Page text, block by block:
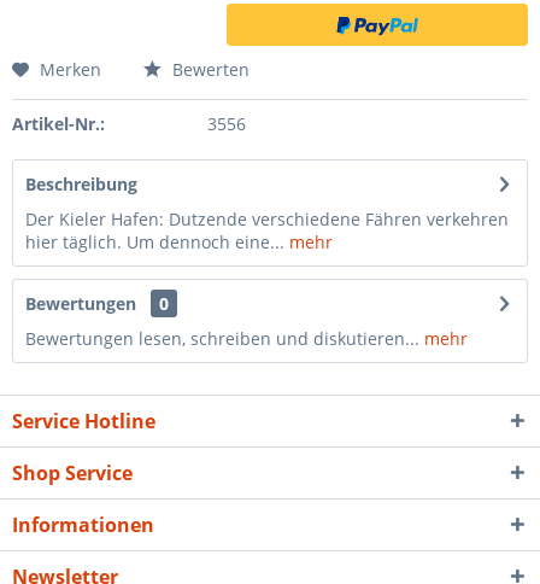
Merken Bewerten
Artikel-Nr.: 3556
Beschreibung
Der Kieler Hafen: Dutzende verschiedene Fähren verkehren
hier täglich. Um dennoch eine... mehr
Bewertungen
0
Bewertungen lesen, schreiben und diskutieren... mehr
Service Hotline
Shop Service
Informationen
Newsletter